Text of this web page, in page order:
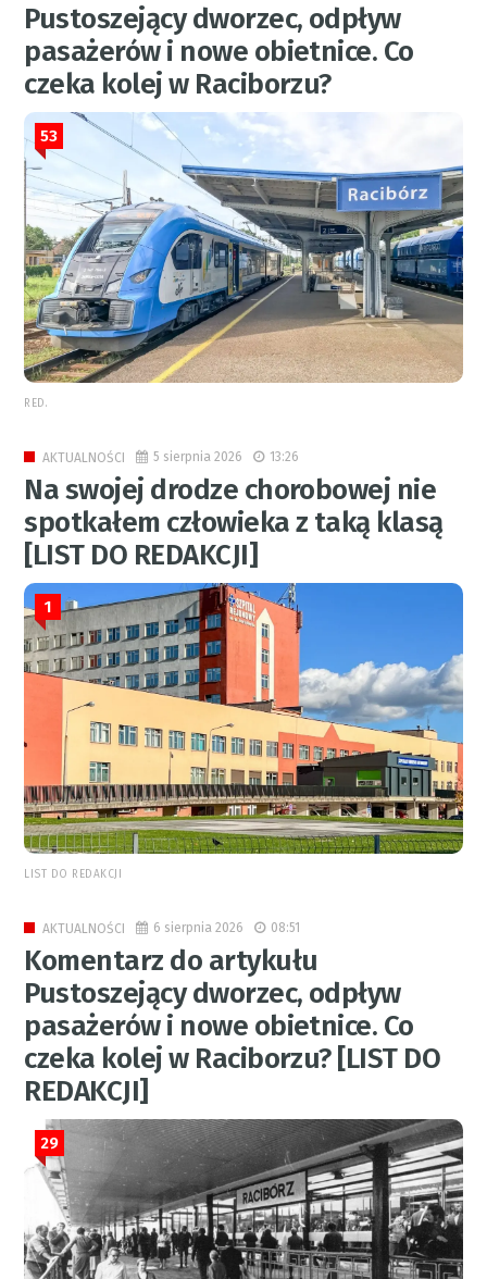
Pustoszejący dworzec, odpływ
pasażerów i nowe obietnice. Co
czeka kolej w Raciborzu?
53
RED.
AKTUALNOŚCI 5 sierpnia 2026 13:26
Na swojej drodze chorobowej nie
spotkałem człowieka z taką klasą
[LIST DO REDAKCJI]
1
LIST DO REDAKCJI
AKTUALNOŚCI 6 sierpnia 2026 08:51
Komentarz do artykułu
Pustoszejący dworzec, odpływ
pasażerów i nowe obietnice. Co
czeka kolej w Raciborzu? [LIST DO
REDAKCJI]
29